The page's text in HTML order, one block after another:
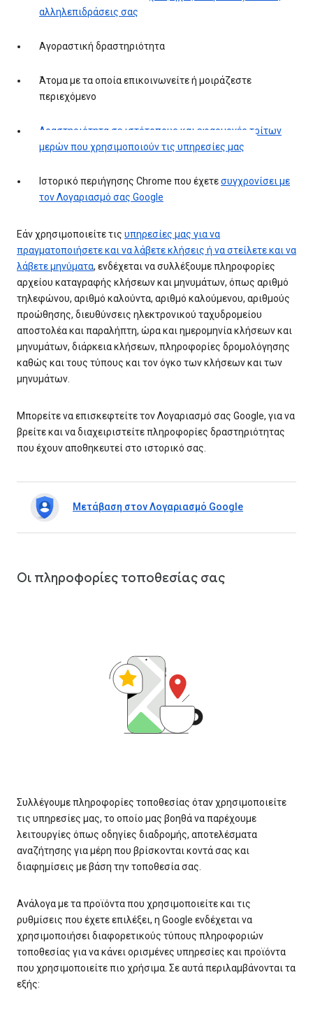
αλληλεπιδράσεις σας
Αγοραστική δραστηριότητα
Άτομα με τα οποία επικοινωνείτε ή μοιράζεστε
περιεχόμενο
Δραστηριότητα σε ιστότοπους και εφαρμογές τρίτων
μερών που χρησιμοποιούν τις υπηρεσίες μας
Ιστορικό περιήγησης Chrome που έχετεσυγχρονίσει με
τον Λογαριασμό σας Google
Εάν χρησιμοποιείτε τις υπηρεσίες μας για να
πραγματοποιήσετε και να λάβετε κλήσεις ή να στείλετε και να
λάβετε μηνύματα, ενδέχεται να συλλέξουμε πληροφορίες
αρχείου καταγραφής κλήσεων και μηνυμάτων, όπως αριθμό
τηλεφώνου, αριθμό καλούντα, αριθμό καλούμενου, αριθμούς
προώθησης, διευθύνσεις ηλεκτρονικού ταχυδρομείου
αποστολέα και παραλήπτη, ώρα και ημερομηνία κλήσεων και
μηνυμάτων, διάρκεια κλήσεων, πληροφορίες δρομολόγησης
καθώς και τους τύπους και τον όγκο των κλήσεων και των
μηνυμάτων.
Μπορείτε να επισκεφτείτε τον Λογαριασμό σας Google, για να
βρείτε και να διαχειριστείτε πληροφορίες δραστηριότητας
που έχουν αποθηκευτεί στο ιστορικό σας.
Μετάβαση στον Λογαριασμό Google
Οι πληροφορίες τοποθεσίας σας
Συλλέγουμε πληροφορίες τοποθεσίας όταν χρησιμοποιείτε
τις υπηρεσίες μας, το οποίο μας βοηθά να παρέχουμε
λειτουργίες όπως οδηγίες διαδρομής, αποτελέσματα
αναζήτησης για μέρη που βρίσκονται κοντά σας και
διαφημίσεις με βάση την τοποθεσία σας.
Ανάλογα με τα προϊόντα που χρησιμοποιείτε και τις
ρυθμίσεις που έχετε επιλέξει, η Google ενδέχεται να
χρησιμοποιήσει διαφορετικούς τύπους πληροφοριών
τοποθεσίας για να κάνει ορισμένες υπηρεσίες και προϊόντα
που χρησιμοποιείτε πιο χρήσιμα. Σε αυτά περιλαμβάνονται τα
εξής: